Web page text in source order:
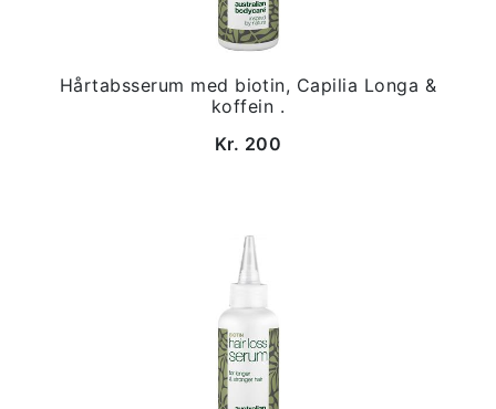
Hårtabsserum med biotin, Capilia Longa &
koffein .
Kr. 200